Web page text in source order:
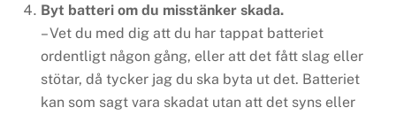
Byt batteri om du misstänker skada.
– Vet du med dig att du har tappat batteriet
ordentligt någon gång, eller att det fått slag eller
stötar, då tycker jag du ska byta ut det. Batteriet
kan som sagt vara skadat utan att det syns eller